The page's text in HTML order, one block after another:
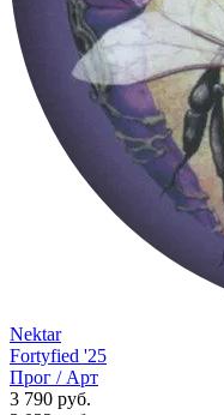
Nektar
Fortyfied '25
Прог / Арт
3 790 руб.